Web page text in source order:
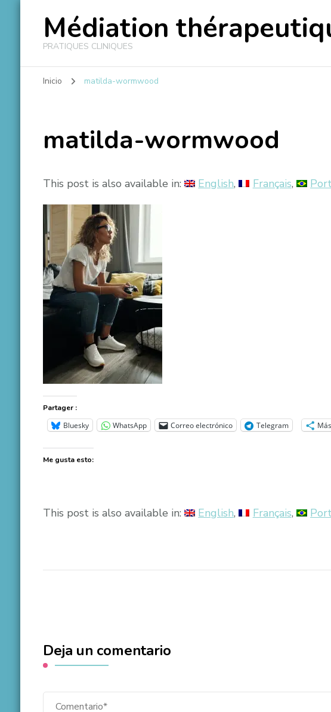
Médiation
PRATIQUES CLINIQUES
Inicio matilda-wormwood
matilda-wormwood
This post is also available in: English Français
Partager :
Bluesky WhatsApp Correo electrónico Telegram Más
Me gusta esto:
This post is also available in: English Français
Deja un comentario